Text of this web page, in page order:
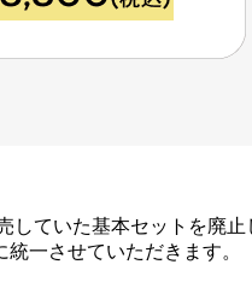
ていた基本セットを廃
統一させていただきます。